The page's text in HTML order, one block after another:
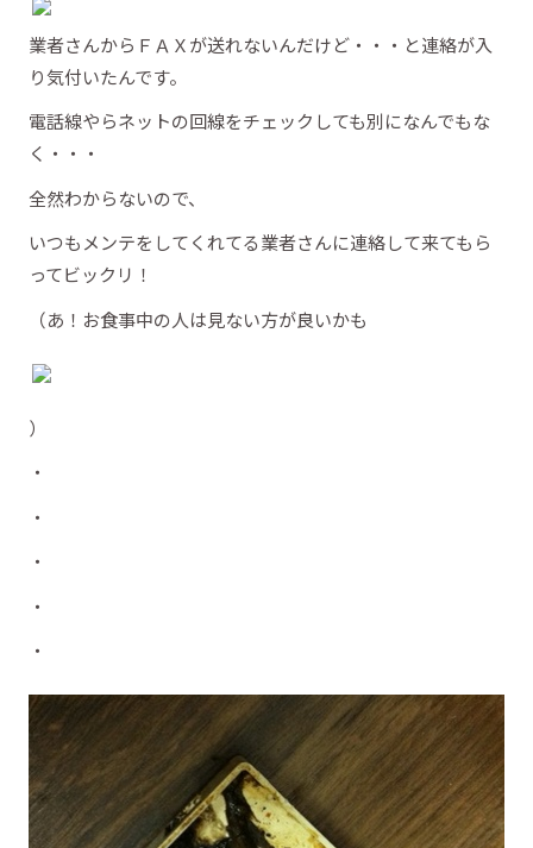
業者さんからＦＡＸが送れないんだけど・・・と連絡が入
り気付いたんです。
電話線やらネットの回線をチェックしても別になんでもな
く・・・
全然わからないので、
いつもメンテをしてくれてる業者さんに連絡して来てもら
ってビックリ！
（あ！お食事中の人は見ない方が良いかも
）
・
・
・
・
・